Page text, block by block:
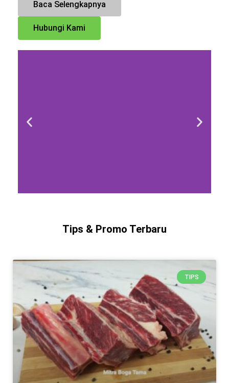
Baca Selengkapnya
Hubungi Kami
Tips & Promo Terbaru
TIPS